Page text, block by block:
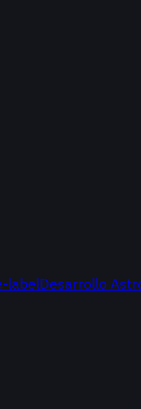
labelDesarrollo